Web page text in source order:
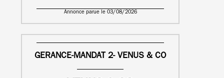
Annonce parue le 03/08/2026
GERANCE-MANDAT 2- VENUS & CO